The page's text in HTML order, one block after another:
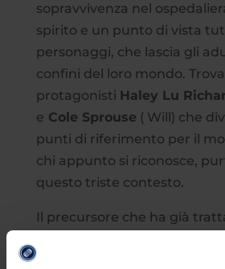
sopravvivenza nel
spirito e un punto di vista
personaggi, che lascia gli
confini del loro mondo.
protagonisti Haley Lu
e Cole Sprouse ( Will) che
punti di riferimento per il
chi appunto si riconosce,
questo triste contesto.
Il precursore che ha già
questo genere e che è stato
più influente è